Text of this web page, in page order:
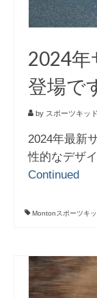
2024年
登場で
by スポーツキッド
2024年最新
性的なデザ
Continued
Montonスポーツキ